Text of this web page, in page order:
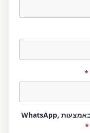
*חובה
אני מסכים/ה לקבל הודעות עדכון באמצעות WhatsApp,
*חובה